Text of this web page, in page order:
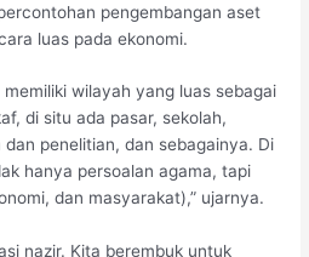
pengembangan aset
luas pada ekonomi.
wilayah yang luas sebagai
di situ ada pasar, sekolah,
penelitian, dan sebagainya. Di
hanya persoalan agama, tapi
dan masyarakat),” ujarnya.
nazir. Kita berembuk untuk